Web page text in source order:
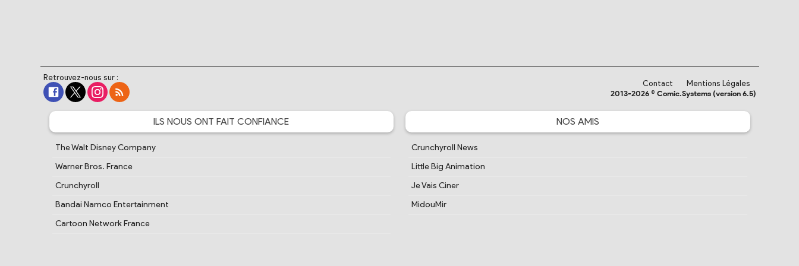
Retrouvez-nous sur :
Contact
Mentions Légales
2013-2026 © Comic.Systems (version 6.5)
ILS NOUS ONT FAIT CONFIANCE
The Walt Disney Company
Warner Bros. France
Crunchyroll
Bandai Namco Entertainment
Cartoon Network France
NOS AMIS
Crunchyroll News
Little Big Animation
Je Vais Ciner
MidouMir